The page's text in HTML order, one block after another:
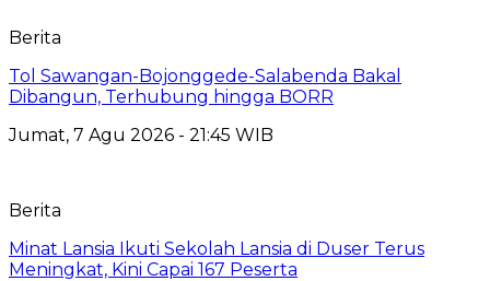
Berita
Tol Sawangan-Bojonggede-Salabenda Bakal
Dibangun, Terhubung hingga BORR
Jumat, 7 Agu 2026 - 21:45 WIB
Berita
Minat Lansia Ikuti Sekolah Lansia di Duser Terus
Meningkat, Kini Capai 167 Peserta